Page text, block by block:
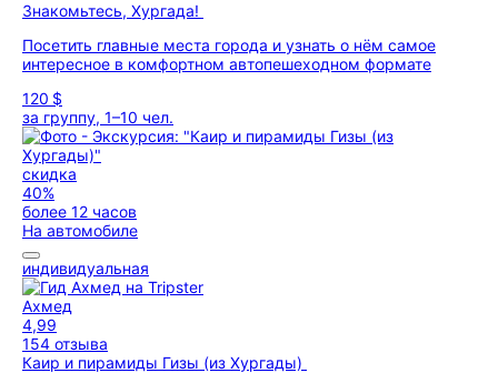
Знакомьтесь, Хургада!
Посетить главные места города и узнать о нём самое
интересное в комфортном автопешеходном формате
120 $
за группу, 1–10 чел.
скидка
40%
более 12 часов
На автомобиле
индивидуальная
Ахмед
4,99
154 отзыва
Каир и пирамиды Гизы (из Хургады)